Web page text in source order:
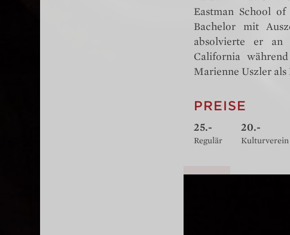
Eastman School
Bachelor mit
absolvierte er an
California
Marienne Uszler als
PREISE
25.-
Regulär
20.-
Kulturverein